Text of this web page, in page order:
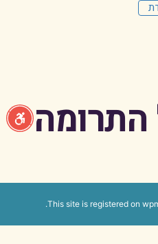
התרומה
This site is registered on